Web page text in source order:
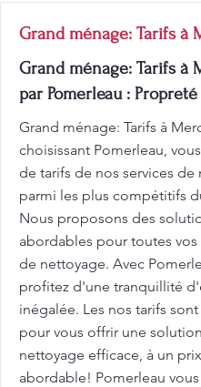
Grand ménage: Tarifs à
Grand ménage: Tarifs à
par Pomerleau :
Grand ménage: Tarifs à
choisissant Pomerleau,
de tarifs de nos services de
parmi les plus compétitifs
Nous proposons des
abordables pour toutes
de nettoyage. Avec
profitez d'une tranquillité
inégalée. Les nos tarifs
pour vous offrir une
nettoyage efficace, à un prix
abordable! Pomerleau